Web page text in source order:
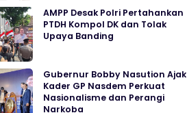
AMPP Desak Polri Pertahankan
PTDH Kompol DK dan Tolak
Upaya Banding
Gubernur Bobby Nasution Ajak
Kader GP Nasdem Perkuat
Nasionalisme dan Perangi
Narkoba